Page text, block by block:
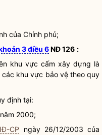
của Chính phủ;
3 điều 6NĐ 126 :
khu vực cấm xây dựng là
khu vực bảo vệ theo quy
định tại:
năm 2000;
CP ngày 26/12/2003 của